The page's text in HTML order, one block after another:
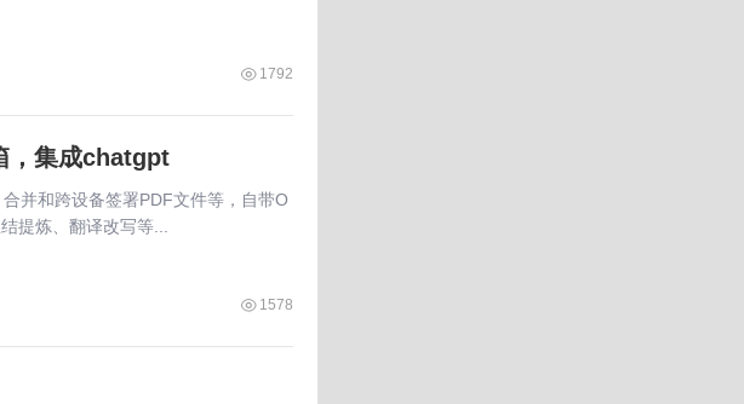
1792
，集成chatgpt
并和跨设备签署PDF文件等，自带O
提炼、翻译改写等...
1578